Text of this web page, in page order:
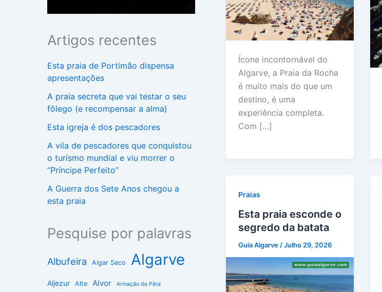
Artigos recentes
Esta praia de Portimão dispensa
apresentações
A praia secreta que vai testar o seu
fôlego (e recompensar a alma)
Esta igreja é dos pescadores
A vila de pescadores que conquistou
o turismo mundial e viu morrer o
“Príncipe Perfeito”
A Guerra dos Sete Anos chegou a
esta praia
Pesquise por palavras
Albufeira Algar Seco Algarve
Aljezur Alte Alvor Armação de Pêra
Ícone incontornável do
Algarve, a Praia da Rocha
é muito mais do que um
destino, é uma
experiência completa.
Com […]
Praias
Esta praia esconde o
segredo da batata
Guia Algarve /Julho 29, 2026